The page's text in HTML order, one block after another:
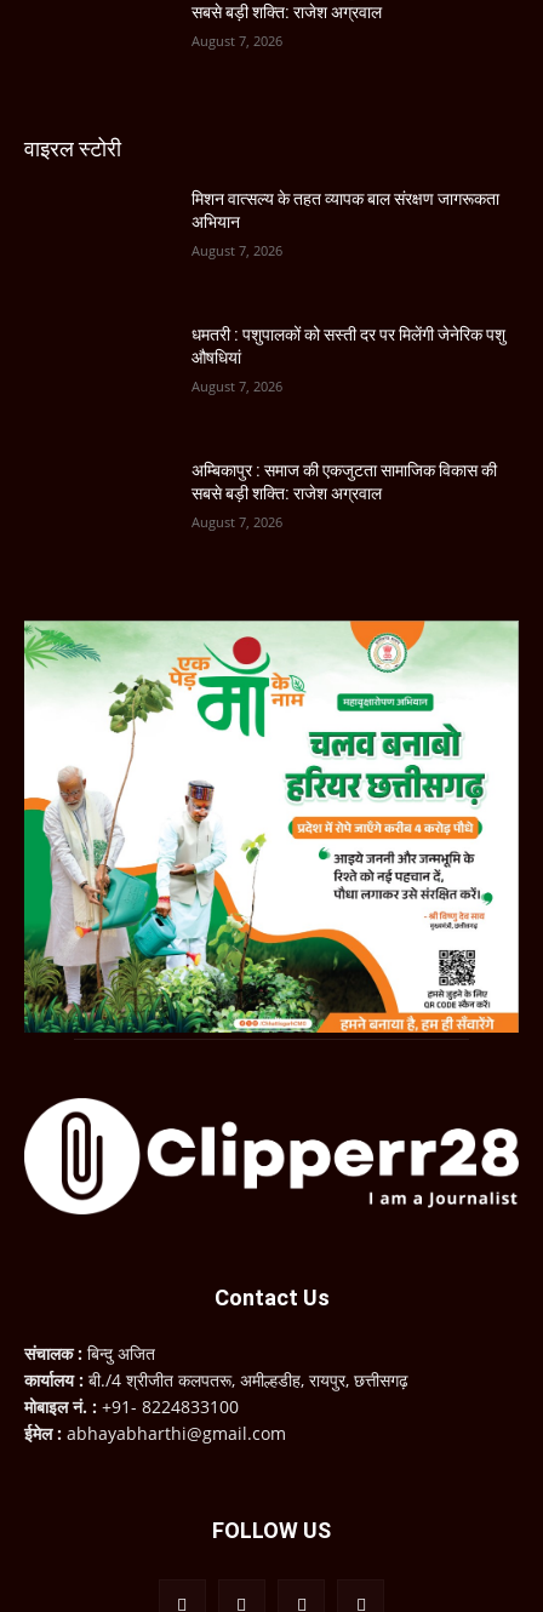
सबसे बड़ी शक्ति: राजेश अग्रवाल
August 7, 2026
वाइरल स्टोरी
मिशन वात्सल्य के तहत व्यापक बाल संरक्षण जागरूकता
अभियान
August 7, 2026
धमतरी : पशुपालकों को सस्ती दर पर मिलेंगी जेनेरिक पशु
औषधियां
August 7, 2026
अम्बिकापुर : समाज की एकजुटता सामाजिक विकास की
सबसे बड़ी शक्ति: राजेश अग्रवाल
August 7, 2026
Contact Us
संचालक : बिन्दु अजित
कार्यालय : बी./4 श्रीजीत कलपतरू, अमील्हडीह, रायपुर, छत्तीसगढ़
मोबाइल नं. : +91- 8224833100
ईमेल : abhayabharthi@gmail.com
FOLLOW US